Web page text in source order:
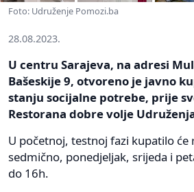
Foto: Udruženje Pomozi.ba
28.08.2023.
U centru Sarajeva, na adresi
Bašeskije 9, otvoreno je javno
stanju socijalne potrebe, prije
Restorana dobre volje
U početnoj, testnoj fazi kupatilo će
sedmično, ponedjeljak, srijeda i
do 16h.